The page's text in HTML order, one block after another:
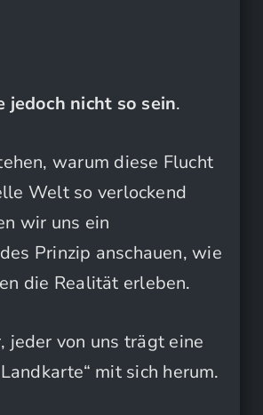
jedoch nicht so sein.
warum diese Flucht
Welt so verlockend
wir uns ein
Prinzip anschauen, wie
die Realität erleben.
jeder von uns trägt eine
mit sich herum.